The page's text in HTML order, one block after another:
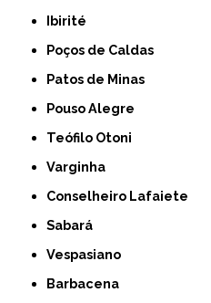
Ibirité
Poços de Caldas
Patos de Minas
Pouso Alegre
Teófilo Otoni
Varginha
Conselheiro Lafaiete
Sabará
Vespasiano
Barbacena